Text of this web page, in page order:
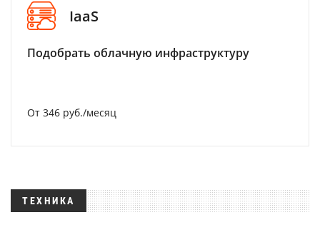
IaaS
Подобрать облачную инфраструктуру
От 346 руб./месяц
ТЕХНИКА